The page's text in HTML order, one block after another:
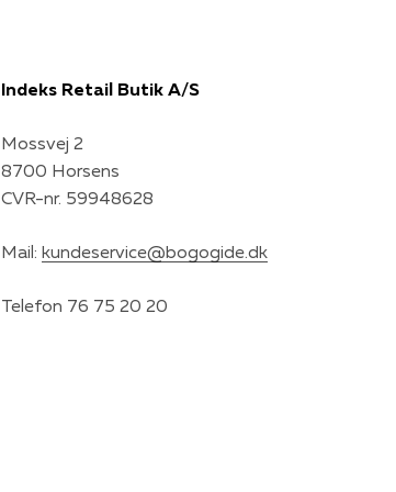
Indeks Retail Butik A/S
Mossvej 2
8700 Horsens
CVR-nr. 59948628
Mail: kundeservice@bogogide.dk
Telefon 76 75 20 20